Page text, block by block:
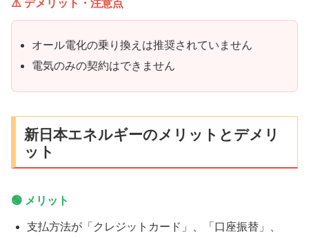
⚠️ デメリット・注意点
オール電化の乗り換えは推奨されていません
電気のみの契約はできません
新日本エネルギーのメリットとデメリ
ット
🟢 メリット
支払方法が「クレジットカード」、「口座振替」、